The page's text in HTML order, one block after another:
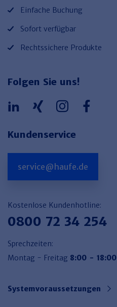
Einfache Buchung
Sofort verfügbar
Rechtssichere Produkte
Folgen Sie uns!
Kundenservice
service@haufe.de
Kostenlose Kundenhotline:
0800 72 34 254
Sprechzeiten:
Montag - Freitag 8:00 - 18:00
Systemvoraussetzungen